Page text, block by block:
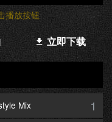
播放按钮
立即下载
Mix 1